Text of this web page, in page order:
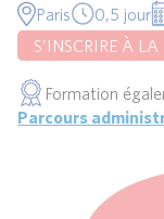
Paris 0,5 jour
S'INSCRIRE À
Formation
Parcours